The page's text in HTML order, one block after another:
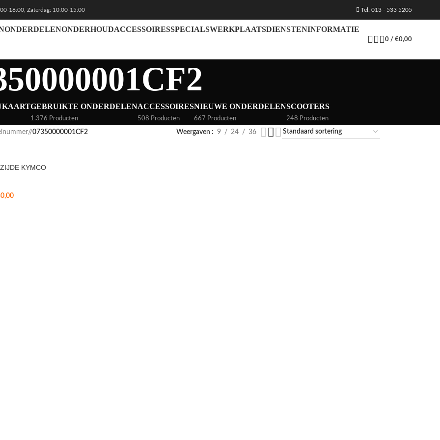
18:00, Zaterdag: 10:00-15:00 Tel: 013 - 533 5205
ONDERDELENONDERHOUDACCESSOIRESSPECIALSWERKPLAATSDIENSTENINFORMATIE
0 / €0,00
GEBRUIKTE ONDERDELEN
1.376 Producten
ACCESSOIRES
508 Producten
NIEUWE ONDERDELEN
667 Producten
SCOOTERS
248 Producten
/ 07350000001CF2 Weergaven 9 24 36
KYMCO